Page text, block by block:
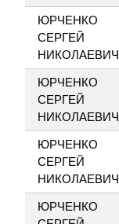
ЮРЧЕНКО
СЕРГЕЙ
НИКОЛАЕВИЧ
ЮРЧЕНКО
СЕРГЕЙ
НИКОЛАЕВИЧ
ЮРЧЕНКО
СЕРГЕЙ
НИКОЛАЕВИЧ
ЮРЧЕНКО